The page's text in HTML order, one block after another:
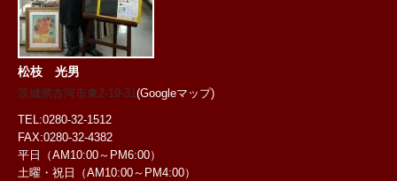
松枝 光男
茨城県古河市東2-19-31(Googleマップ)
TEL:0280-32-1512
FAX:0280-32-4382
平日（AM10:00～PM6:00）
土曜・祝日
（AM10:00～PM4:00）